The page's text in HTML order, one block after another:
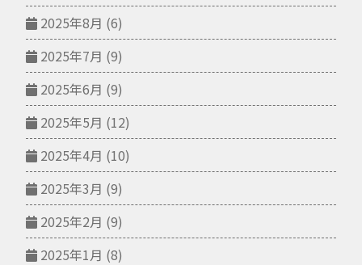
2025年8月 (6)
2025年7月 (9)
2025年6月 (9)
2025年5月 (12)
2025年4月 (10)
2025年3月 (9)
2025年2月 (9)
2025年1月 (8)